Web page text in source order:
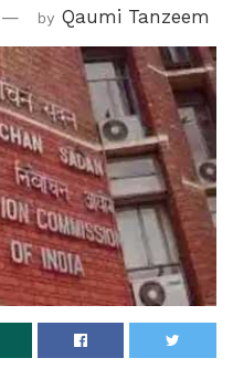
by Qaumi Tanzeem